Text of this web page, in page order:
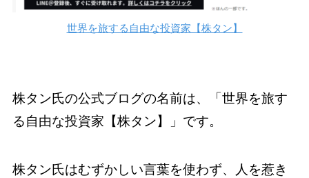
世界を旅する自由な投資家【株タン】
株タン氏の公式ブログの名前は、「世界を旅す
る自由な投資家【株タン】」です。
株タン氏はむずかしい言葉を使わず、人を惹き